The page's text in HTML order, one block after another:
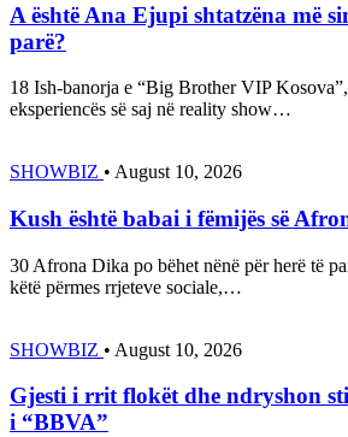
A është Ana Ejupi shtatzëna më
parë?
18 Ish-banorja e “Big Brother VIP
eksperiencës së saj në reality show…
SHOWBIZ • August 10, 2026
Kush është babai i fëmijës së
30 Afrona Dika po bëhet nënë për herë të
këtë përmes rrjeteve sociale,…
SHOWBIZ • August 10, 2026
Gjesti i rrit flokët dhe ndryshon
i “BBVA”